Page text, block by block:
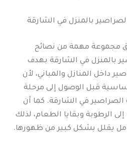
بالمنزل في الشارقة
مجموعة مهمة من نصائح
بالمنزل في الشارقة بهدف
داخل المنازل والمباني، لأن
قبل الوصول إلى مرحلة
في الشارقة. كما أن
الرطوبة وبقايا الطعام، لذلك
يقلل بشكل كبير من ظهورها.